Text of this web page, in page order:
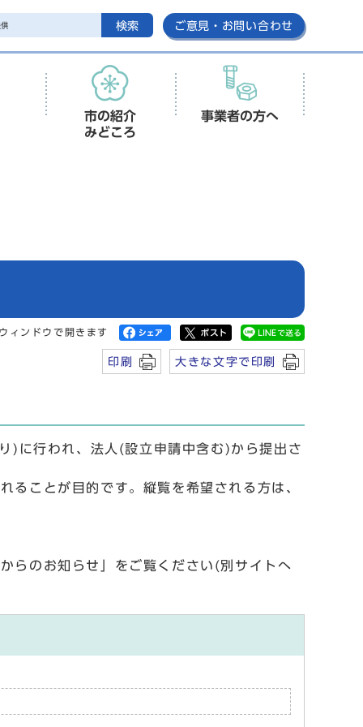
検索 ご意見・お問い合わせ
市の紹介
みどころ
事業者の方へ
ィンドウで開きます
印刷 大きな文字で印刷
に行われ、法人(設立申請中含む)から提出さ
ことが目的です。縦覧を希望される方は、
らのお知らせ」をご覧ください(別サイトへ